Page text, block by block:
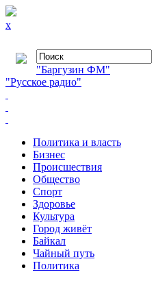
x
"Баргузин ФМ"
"Русское радио"
Политика и власть
Бизнес
Происшествия
Общество
Cпорт
Здоровье
Культура
Город живёт
Байкал
Чайный путь
Политика